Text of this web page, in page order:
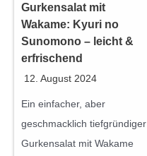
Gurkensalat mit
Wakame: Kyuri no
Sunomono – leicht &
erfrischend
12. August 2024
Ein einfacher, aber
geschmacklich tiefgründiger
Gurkensalat mit Wakame